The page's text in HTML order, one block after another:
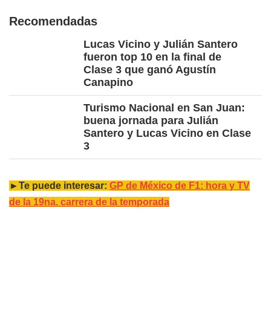
Recomendadas
Lucas Vicino y Julián Santero
fueron top 10 en la final de
Clase 3 que ganó Agustín
Canapino
Turismo Nacional en San Juan:
buena jornada para Julián
Santero y Lucas Vicino en Clase
3
►Te puede interesar: GP de México de F1: hora y TV
de la 19na. carrera de la temporada